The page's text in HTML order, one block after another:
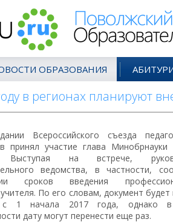
ОБРАЗОВАНИЯ
в регионах планируют
Всероссийского съезда
принял участие глава Минобрнауки
Выступая на встрече,
ведомства, в частности,
сроков введения
По его словам, документ будет
с 1 начала 2017 года, однако в
дату могут перенести еще раз.